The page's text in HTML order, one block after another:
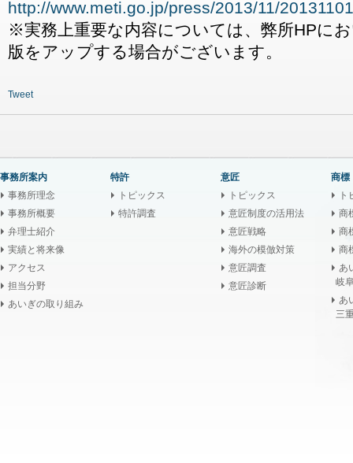
http://www.meti.go.jp/press/2013/11/
※実務上重要な内容については、弊所HPに
版をアップする場合がございます。
Tweet
事務所案内
事務所理念
事務所概要
弁理士紹介
実績と将来像
アクセス
担当分野
あいぎの取り組み
特許
トピックス
特許調査
意匠
トピックス
意匠制度の活用法
意匠戦略
海外の模倣対策
意匠調査
意匠診断
商標
ト
商
商
商
あ
岐
あ
三